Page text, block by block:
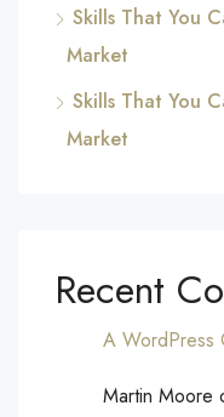
Skills That You
Market
Skills That You
Market
Recent
A WordPress
Martin Moore